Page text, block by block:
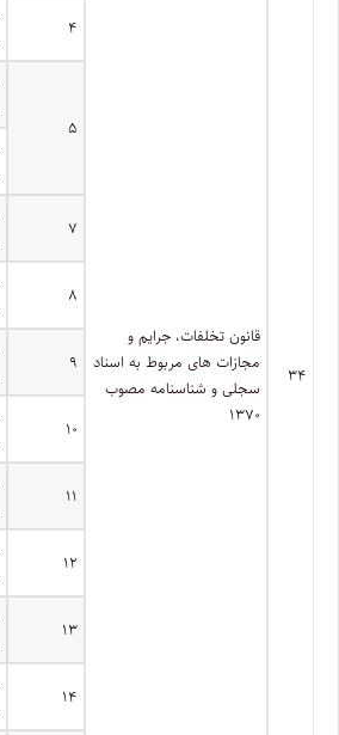
۳۴
قانون تخلفات، جرایم و
مجازات های مربوط به اسناد
سجلی و شناسنامه مصوب
۱۳۷۰
۴
۵
۷
۸
۹
۱۰
۱۱
۱۲
۱۳
۱۴